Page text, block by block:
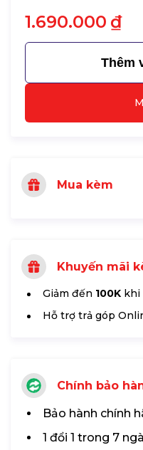
1.690.000 ₫
Thêm
Mua kèm
Khuyến mãi
Giảm đến 100K khi
Hỗ trợ trả góp
Chính bảo
Bảo hành chính
1 đổi 1 trong 7